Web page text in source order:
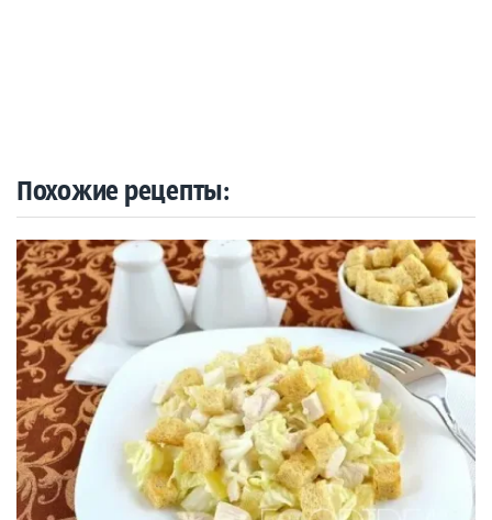
Похожие рецепты: